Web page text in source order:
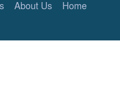
About Us Home